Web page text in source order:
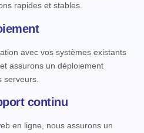
rapides et stables.
avec vos systèmes existants
assurons un déploiement
serveurs.
continu
en ligne, nous assurons un